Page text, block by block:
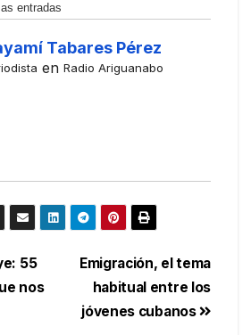
entradas
Tabares Pérez
en Radio Ariguanabo
Emigración, el tema
habitual entre los
jóvenes cubanos
55
nos